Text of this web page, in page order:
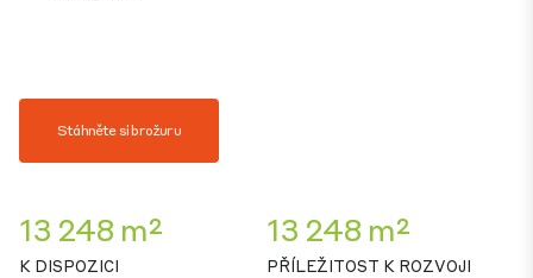
Stáhněte si brožuru
13 248 m²
K DISPOZICI
13 248 m²
PŘÍLEŽITOST K ROZVOJI